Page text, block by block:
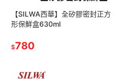
【SILWA西華】全矽膠密封正方
形保鮮盒630ml
$780